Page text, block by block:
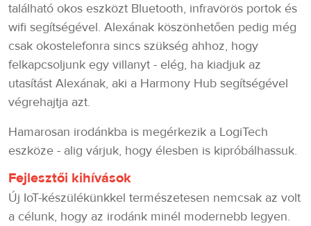
található okos eszközt Bluetooth, infravörös portok és
wifi segítségével. Alexának köszönhetően pedig még
csak okostelefonra sincs szükség ahhoz, hogy
felkapcsoljunk egy villanyt - elég, ha kiadjuk az
utasítást Alexának, aki a Harmony Hub segítségével
végrehajtja azt.
Hamarosan irodánkba is megérkezik a LogiTech
eszköze - alig várjuk, hogy élesben is kipróbálhassuk.
Fejlesztői kihívások
Új IoT-készülékünkkel természetesen nemcsak az volt
a célunk, hogy az irodánk minél modernebb legyen.